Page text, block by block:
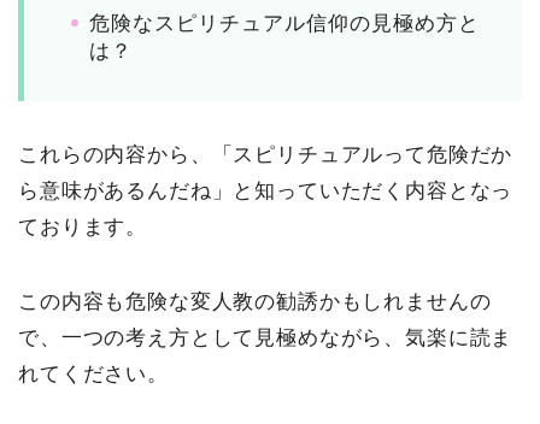
危険なスピリチュアル信仰の見極め方と
は？
これらの内容から、「スピリチュアルって危険だか
ら意味があるんだね」と知っていただく内容となっ
ております。
この内容も危険な変人教の勧誘かもしれませんの
で、一つの考え方として見極めながら、気楽に読ま
れてください。